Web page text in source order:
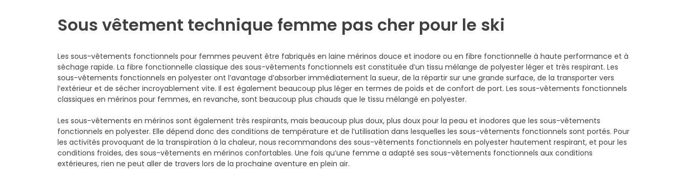
Sous vêtement technique femme pas cher pour le ski
Les sous-vêtements fonctionnels pour femmes peuvent être fabriqués en laine mérinos douce et inodore ou en fibre fonctionnelle à haute performance et à
séchage rapide. La fibre fonctionnelle classique des sous-vêtements fonctionnels est constituée d’un tissu mélange de polyester léger et très respirant. Les
sous-vêtements fonctionnels en polyester ont l’avantage d’absorber immédiatement la sueur, de la répartir sur une grande surface, de la transporter vers
l’extérieur et de sécher incroyablement vite. Il est également beaucoup plus léger en termes de poids et de confort de port. Les sous-vêtements fonctionnels
classiques en mérinos pour femmes, en revanche, sont beaucoup plus chauds que le tissu mélangé en polyester.
Les sous-vêtements en mérinos sont également très respirants, mais beaucoup plus doux, plus doux pour la peau et inodores que les sous-vêtements
fonctionnels en polyester. Elle dépend donc des conditions de température et de l’utilisation dans lesquelles les sous-vêtements fonctionnels sont portés. Pour
les activités provoquant de la transpiration à la chaleur, nous recommandons des sous-vêtements fonctionnels en polyester hautement respirant, et pour les
conditions froides, des sous-vêtements en mérinos confortables. Une fois qu’une femme a adapté ses sous-vêtements fonctionnels aux conditions
extérieures, rien ne peut aller de travers lors de la prochaine aventure en plein air.